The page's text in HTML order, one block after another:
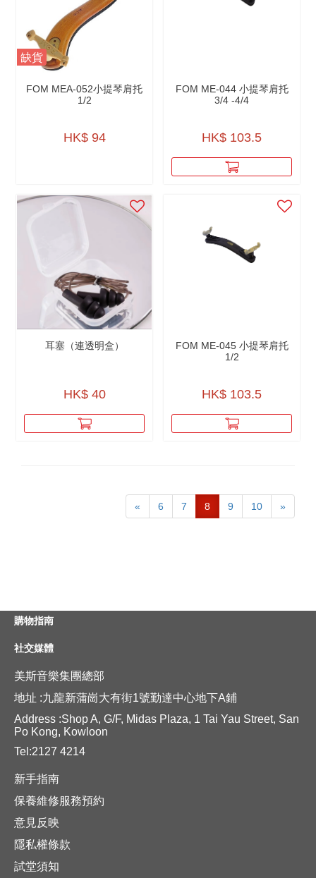
缺貨
FOM MEA-052小提琴肩托
1/2
HK$ 94
FOM ME-044 小提琴肩托
3/4 -4/4
HK$ 103.5
耳塞（連透明盒）
HK$ 40
FOM ME-045 小提琴肩托
1/2
HK$ 103.5
« 6 7 8 9 10 »
購物指南
社交媒體
美斯音樂集團總部
地址 :九龍新蒲崗大有街1號勤達中心地下A鋪
Address :Shop A, G/F, Midas Plaza, 1 Tai Yau Street, San
Po Kong, Kowloon
Tel:2127 4214
新手指南
保養維修服務預約
意見反映
隱私權條款
試堂須知